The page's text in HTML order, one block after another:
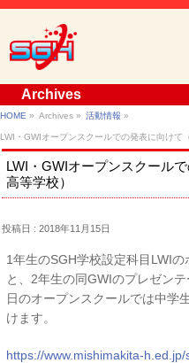
Archives
HOME » Archives » 活動情報 »
LWI・GWIオープンスクールでの発表に向けて
LWI・GWIオープンスクール
高等学校）
投稿日 : 2018年11月15日
1年生のSGH学校設定科目LWI
と、2年生の同GWIのプレゼン
日のオープンスクールでは中学
けます。
https://www.mishimakita-